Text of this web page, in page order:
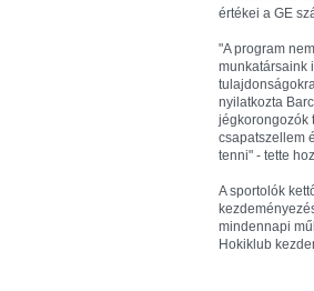
értékei a GE
"A program
munkatársaink
nyilatkozta
jégkorongozók
csapatszellem
tenni" - tette
A sportolók
mindennapi
Hokiklub